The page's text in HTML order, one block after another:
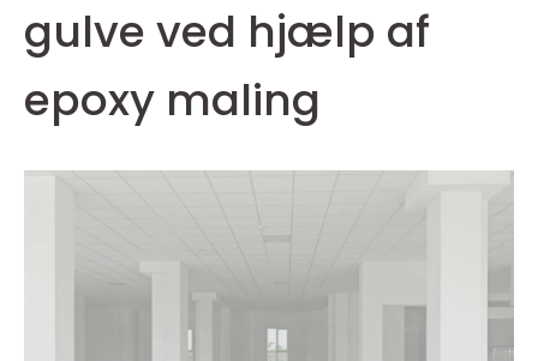
gulve ved hjælp af
epoxy maling